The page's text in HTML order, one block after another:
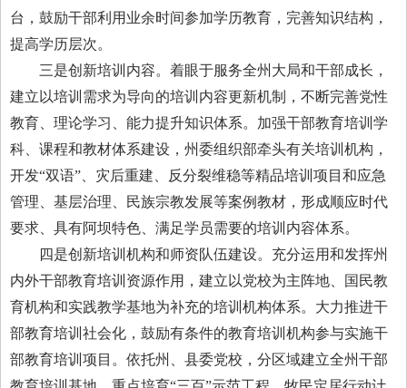
台，鼓励干部利用业余时间参加学历教育，完善知识结构，
提高学历层次。
三是创新培训内容。着眼于服务全州大局和干部成长，
建立以培训需求为导向的培训内容更新机制，不断完善党性
教育、理论学习、能力提升知识体系。加强干部教育培训学
科、课程和教材体系建设，州委组织部牵头有关培训机构，
开发“双语”、灾后重建、反分裂维稳等精品培训项目和应急
管理、基层治理、民族宗教发展等案例教材，形成顺应时代
要求、具有阿坝特色、满足学员需要的培训内容体系。
四是创新培训机构和师资队伍建设。充分运用和发挥州
内外干部教育培训资源作用，建立以党校为主阵地、国民教
育机构和实践教学基地为补充的培训机构体系。大力推进干
部教育培训社会化，鼓励有条件的教育培训机构参与实施干
部教育培训项目。依托州、县委党校，分区域建立全州干部